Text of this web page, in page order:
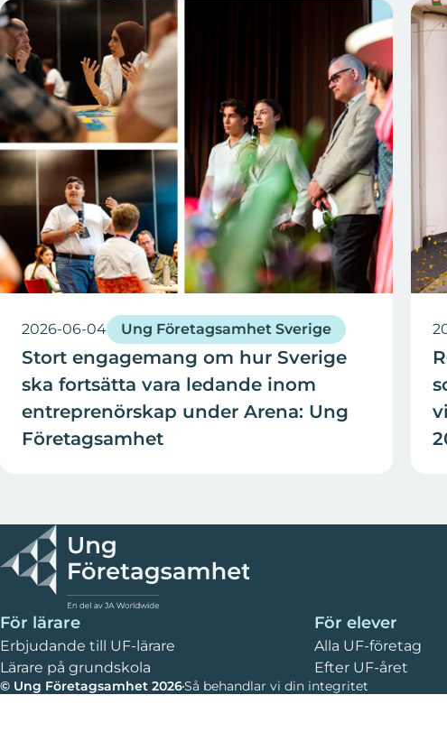
2026-06-04 Ung Företagsamhet Sverige
Stort engagemang om hur Sverige
ska fortsätta vara ledande inom
entreprenörskap under Arena: Ung
Företagsamhet
För lärare
Erbjudande till UF-lärare
Lärare på grundskola
För elever
Alla UF-företag
Efter UF-året
© Ung Företagsamhet 2026Så behandlar vi din integritet